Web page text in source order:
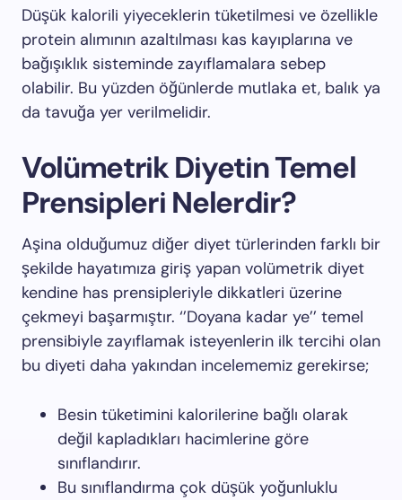
Düşük kalorili yiyeceklerin tüketilmesi ve özellikle
protein alımının azaltılması kas kayıplarına ve
bağışıklık sisteminde zayıflamalara sebep
olabilir. Bu yüzden öğünlerde mutlaka et, balık ya
da tavuğa yer verilmelidir.
Volümetrik Diyetin Temel
Prensipleri Nelerdir?
Aşina olduğumuz diğer diyet türlerinden farklı bir
şekilde hayatımıza giriş yapan volümetrik diyet
kendine has prensipleriyle dikkatleri üzerine
çekmeyi başarmıştır. ‘’Doyana kadar ye’’ temel
prensibiyle zayıflamak isteyenlerin ilk tercihi olan
bu diyeti daha yakından incelememiz gerekirse;
Besin tüketimini kalorilerine bağlı olarak
değil kapladıkları hacimlerine göre
sınıflandırır.
Bu sınıflandırma çok düşük yoğunluklu